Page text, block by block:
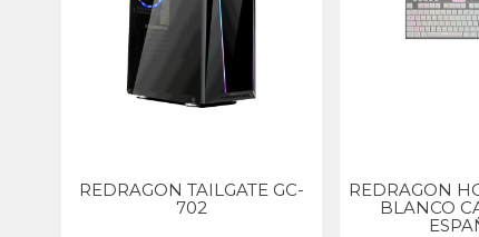
REDRAGON TAILGATE GC-
702
REDRAGON
BLANCO